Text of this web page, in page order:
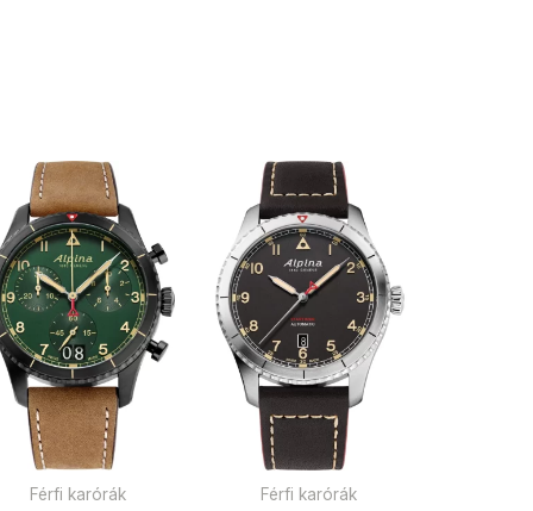
Férfi karórák Férfi karórák